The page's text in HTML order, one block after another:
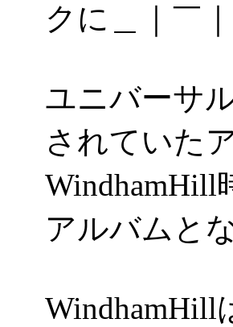
クに＿｜￣
ユニバーサ
されていた
WindhamHill
アルバムと
WindhamHill